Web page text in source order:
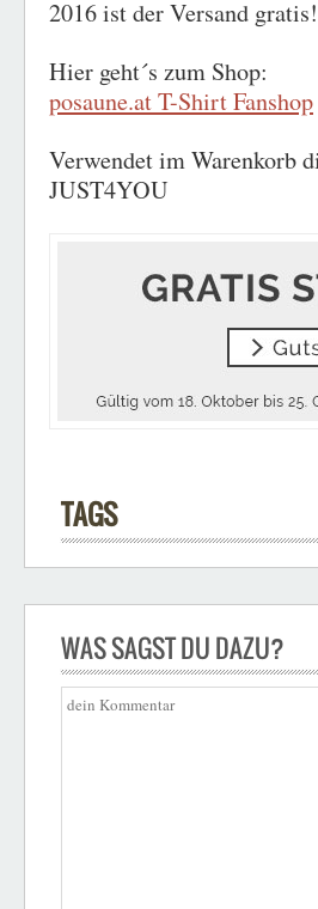
2016 ist der Versand gratis!
Hier geht´s zum Shop:
posaune.at T-Shirt Fanshop
Verwendet im Warenkorb
JUST4YOU
TAGS
WAS SAGST DU DAZU?